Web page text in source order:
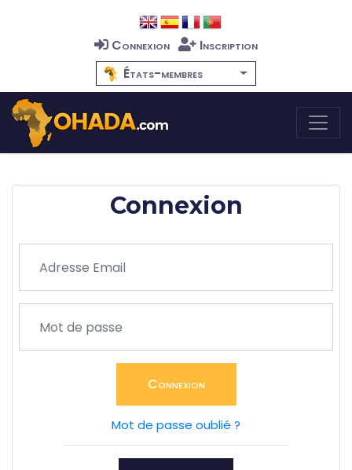
Connexion
Inscription
États-membres
Connexion
Connexion
Mot de passe oublié ?